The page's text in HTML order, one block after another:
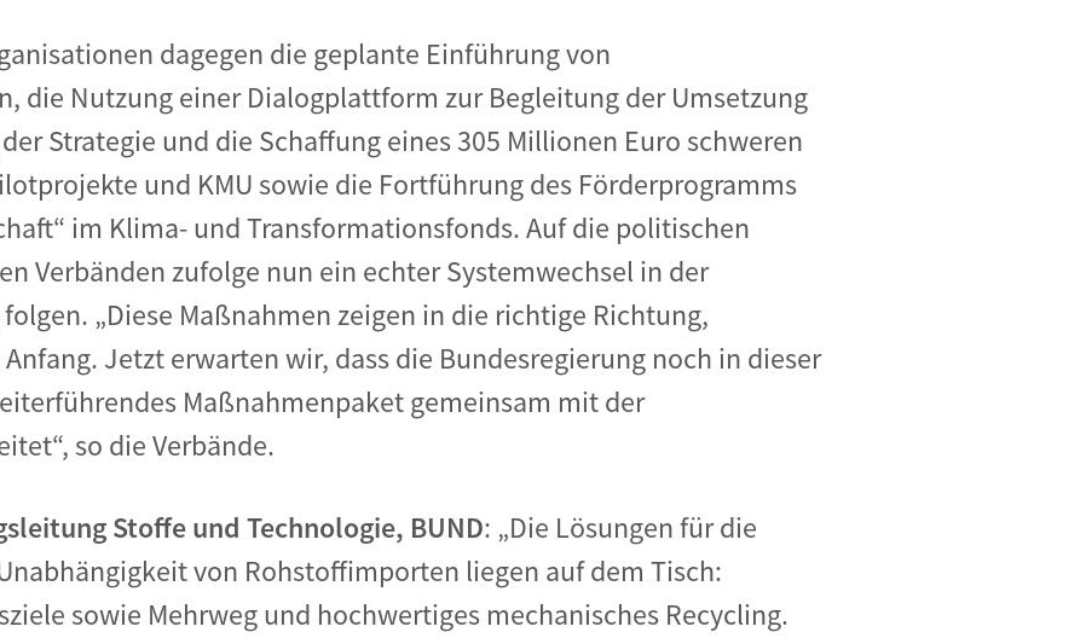
dagegen die geplante Einführung von
die Nutzung einer Dialogplattform zur Begleitung der Umsetzung
Strategie und die Schaffung eines 305 Millionen Euro schweren
und KMU sowie die Fortführung des Förderprogramms
im Klima- und Transformationsfonds. Auf die politischen
Verbänden zufolge nun ein echter Systemwechsel in der
„Diese Maßnahmen zeigen in die richtige Richtung,
Jetzt erwarten wir, dass die Bundesregierung noch in dieser
Maßnahmenpaket gemeinsam mit der
so die Verbände.
Stoffe und Technologie, BUND: „Die Lösungen für die
von Rohstoffimporten liegen auf dem Tisch:
sowie Mehrweg und hochwertiges mechanisches Recycling.